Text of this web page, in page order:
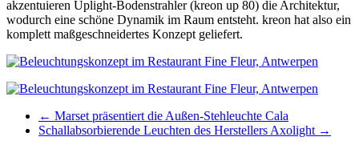
akzentuieren Uplight-Bodenstrahler (kreon up 80) die Architektur,
wodurch eine schöne Dynamik im Raum entsteht. kreon hat also ein
komplett maßgeschneidertes Konzept geliefert.
← Marset präsentiert die Außen-Stehleuchte Cala
Schallabsorbierende Leuchten des Herstellers Axolight →